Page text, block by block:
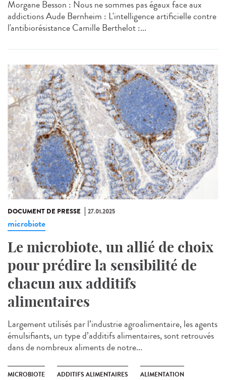
Morgane Besson : Nous ne sommes pas égaux face aux
addictions Aude Bernheim : L'intelligence artificielle contre
l'antibiorésistance Camille Berthelot :...
DOCUMENT DE PRESSE 27.01.2025
microbiote
Le microbiote, un allié de choix
pour prédire la sensibilité de
chacun aux additifs
alimentaires
Largement utilisés par l’industrie agroalimentaire, les agents
émulsifiants, un type d’additifs alimentaires, sont retrouvés
dans de nombreux aliments de notre...
MICROBIOTE ADDITIFS ALIMENTAIRES ALIMENTATION